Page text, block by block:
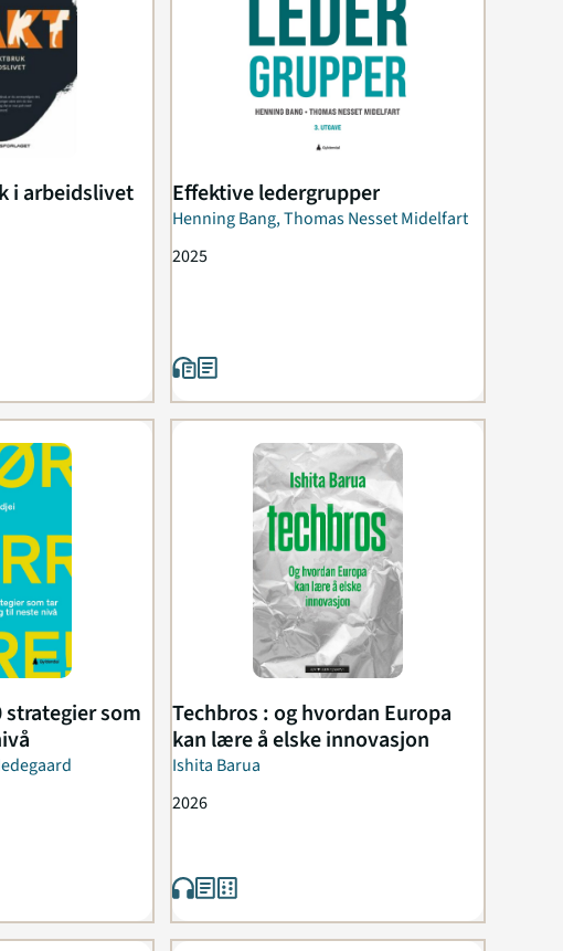
i arbeidslivet Effektive ledergrupper
Henning Bang, Thomas Nesset Midelfart
2025
strategier som
Techbros : og hvordan Europa
kan lære å elske innovasjon
Ishita Barua
2026